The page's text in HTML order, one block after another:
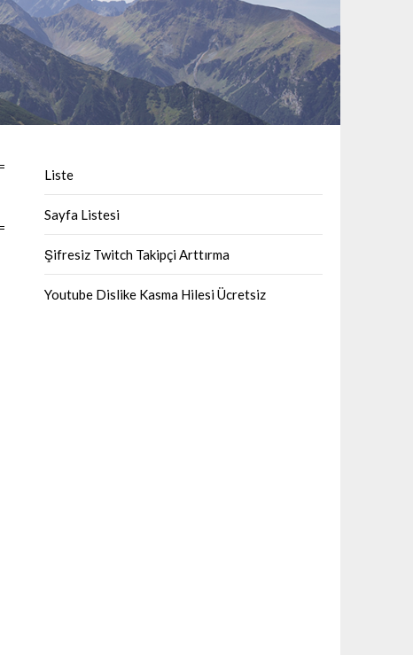
Liste
Sayfa Listesi
Şifresiz Twitch Takipçi Arttırma
Youtube Dislike Kasma Hilesi Ücretsiz